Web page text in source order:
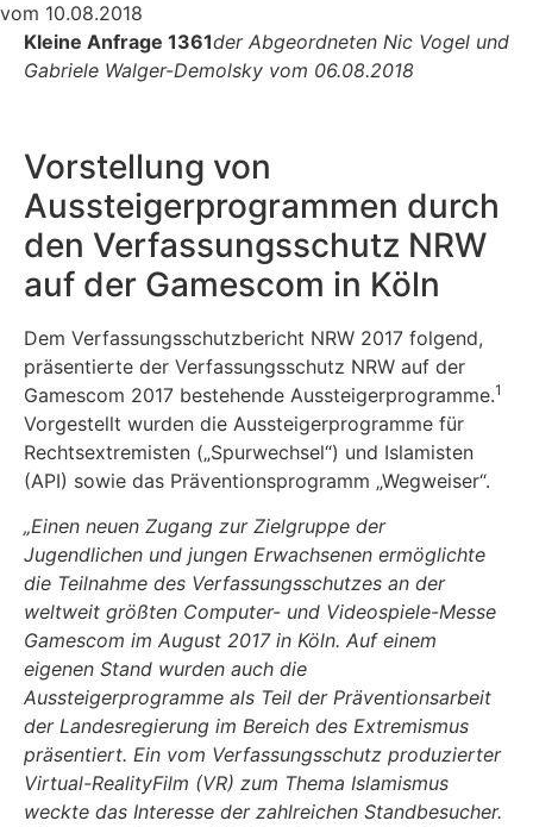
vom 10.08.2018
Kleine Anfrage 1361der Abgeordneten Nic Vogel und
Gabriele Walger-Demolsky vom 06.08.2018
Vorstellung von
Aussteigerprogrammen durch
den Verfassungsschutz NRW
auf der Gamescom in Köln
Dem Verfassungsschutzbericht NRW 2017 folgend,
präsentierte der Verfassungsschutz NRW auf der
Gamescom 2017 bestehende Aussteigerprogramme.1
Vorgestellt wurden die Aussteigerprogramme für
Rechtsextremisten („Spurwechsel“) und Islamisten
(API) sowie das Präventionsprogramm „Wegweiser“.
„Einen neuen Zugang zur Zielgruppe der
Jugendlichen und jungen Erwachsenen ermöglichte
die Teilnahme des Verfassungsschutzes an der
weltweit größten Computer- und Videospiele-Messe
Gamescom im August 2017 in Köln. Auf einem
eigenen Stand wurden auch die
Aussteigerprogramme als Teil der Präventionsarbeit
der Landesregierung im Bereich des Extremismus
präsentiert. Ein vom Verfassungsschutz produzierter
Virtual-RealityFilm (VR) zum Thema Islamismus
weckte das Interesse der zahlreichen Standbesucher.